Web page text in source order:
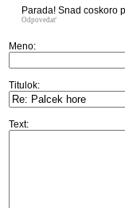
Parada! Snad coskoro
Odpovedať
Meno:
Titulok:
Text: